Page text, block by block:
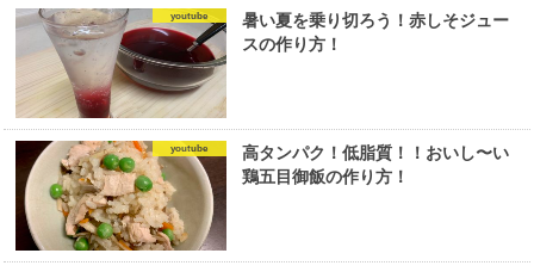
youtube
暑い夏を乗り切ろう！赤しそジュー
スの作り方！
youtube
高タンパク！低脂質！！おいし〜い
鶏五目御飯の作り方！